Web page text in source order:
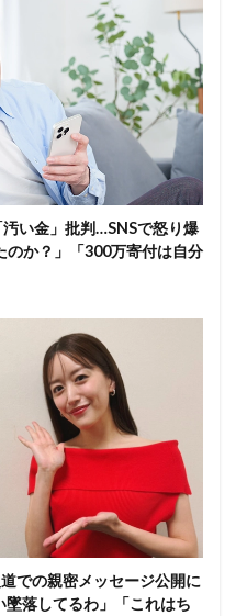
い金」批判…SNSで怒り爆
のか？」「300万寄付は自分
での親密メッセージ公開に
落してるわ」「これはち